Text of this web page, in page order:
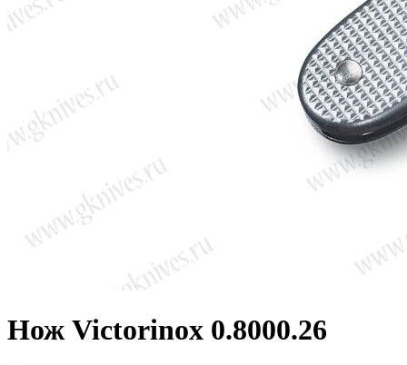
Нож Victorinox 0.8000.26